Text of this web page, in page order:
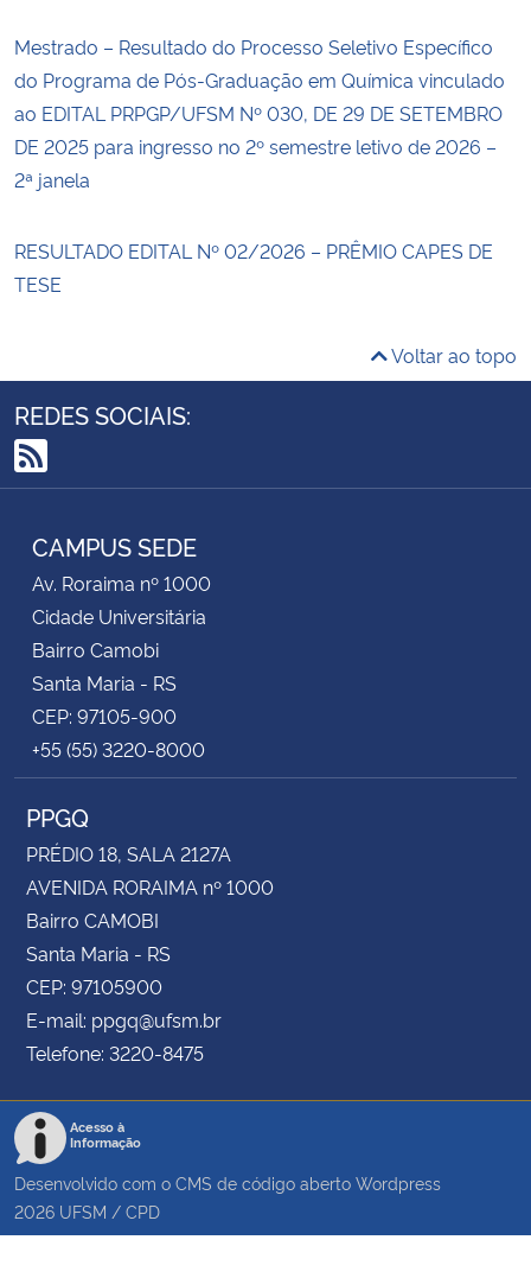
Mestrado – Resultado do Processo Seletivo Específico
do Programa de Pós-Graduação em Química vinculado
ao EDITAL PRPGP/UFSM Nº 030, DE 29 DE SETEMBRO
DE 2025 para ingresso no 2º semestre letivo de 2026 –
2ª janela
RESULTADO EDITAL Nº 02/2026 – PRÊMIO CAPES DE
TESE
Voltar ao topo
REDES SOCIAIS:
RSS
CAMPUS SEDE
Av. Roraima nº 1000
Cidade Universitária
Bairro Camobi
Santa Maria - RS
CEP: 97105-900
+55 (55) 3220-8000
PPGQ
PRÉDIO 18, SALA 2127A
AVENIDA RORAIMA nº 1000
Bairro CAMOBI
Santa Maria - RS
CEP: 97105900
E-mail: ppgq@ufsm.br
Telefone: 3220-8475
Acesso à
Informação
Desenvolvido com o CMS de código aberto Wordpress
2026 UFSM / CPD